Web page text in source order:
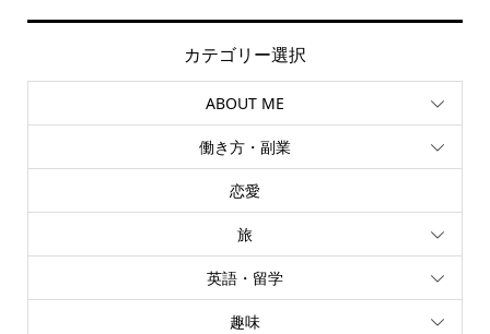
カテゴリー選択
ABOUT ME
働き方・副業
恋愛
旅
英語・留学
趣味